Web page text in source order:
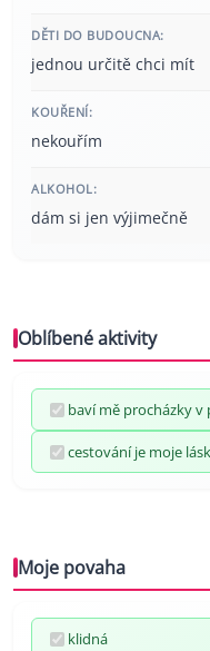
DĚTI DO BUDOUCNA:
jednou určitě chci mít
KOUŘENÍ:
nekouřím
ALKOHOL:
dám si jen výjimečně
Oblíbené aktivity
baví mě procházky v
cestování je moje
Moje povaha
klidná